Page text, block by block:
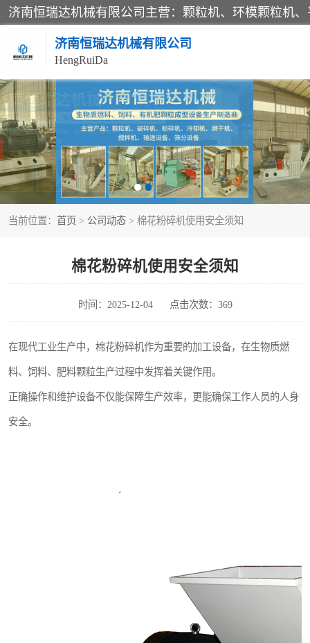
济南恒瑞达机械有限公司
HengRuiDa
当前位置： 首页 > 公司动态 > 棉花粉碎机使用安全须知
棉花粉碎机使用安全须知
时间：2025-12-04 点击次数：369
在现代工业生产中，棉花粉碎机作为重要的加工设备，在生物质燃
料、饲料、肥料颗粒生产过程中发挥着关键作用。
正确操作和维护设备不仅能保障生产效率，更能确保工作人员的人身
安全。
颗粒机
平模颗粒机
秸秆颗粒机
燃料颗粒机
滚筒筛
锯末滚筒筛